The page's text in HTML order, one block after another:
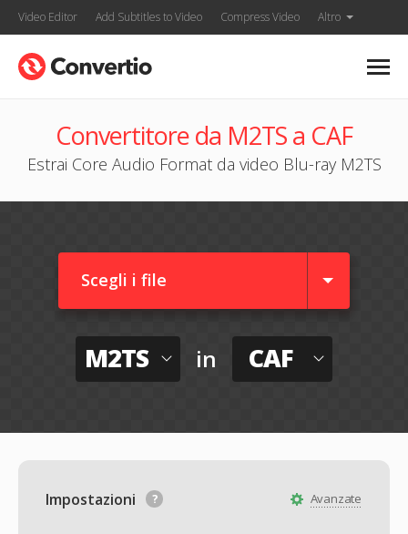
Video Editor Add Subtitles to Video Compress Video Altro
Convertitore da M2TS a CAF
Estrai Core Audio Format da video Blu-ray M2TS
Scegli i file
M2TS in CAF
Avanzate
Impostazioni